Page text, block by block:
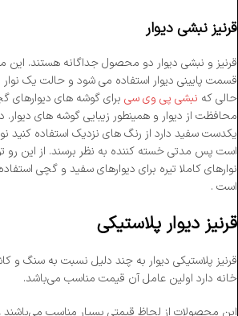
قرنیز نبشی دیوار
قرنیز و نبشی دیوار دو محصول جداگانه هستند. این
قسمت پایینی دیوار استفاده می شود و حالت یک نوار
حالی که نبشی پی وی سی برای گوشه های دیوارهای
محافظت از دیوار و همینطور زیبایی گوشه های دیوار.
یکدست سفید دارد از رنگ های نزدیک استفاده کنید
است پس مدتی خسته کننده به نظر برسند. از این رو
نوارهای کاملا تیره برای دیوارهای سفید و گچی
است .
قرنیز دیوار پلاستیکی
قرنیز پلاستیکی دیوار به چند دلیل نسبت به سنگ و
خانه دارد اولین عامل آن قیمت مناسب می‌باشد.
این محصولات از لحاظ قیمتی بسیار مناسب می‌باشند